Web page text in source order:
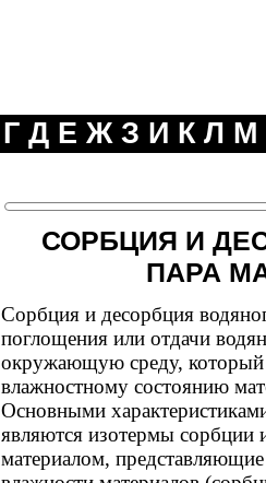
Г Д Е Ж З И К Л М
СОРБЦИЯ И
ПАРА
Сорбция и десорбция
поглощения или отдачи
окружающую среду, который
влажностному состоянию
Основными
являются изотермы сорбции
материалом,